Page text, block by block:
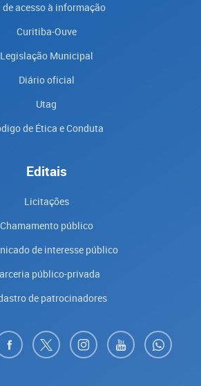
de acesso à informação
Curitiba-Ouve
Legislação Municipal
Diário oficial
Utag
de Ética e Conduta
Editais
Licitações
Chamamento público
de interesse público
público-privada
de patrocinadores